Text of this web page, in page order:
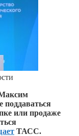
поддаваться
или продаже
ТАСС.